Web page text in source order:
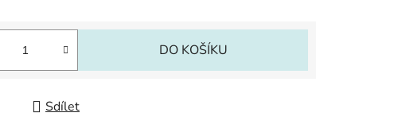
DO KOŠÍKU
Sdílet